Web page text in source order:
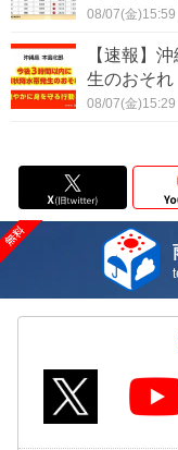
08/07(金)15:59
【速報】
生のおそ
08/07(金)15:29